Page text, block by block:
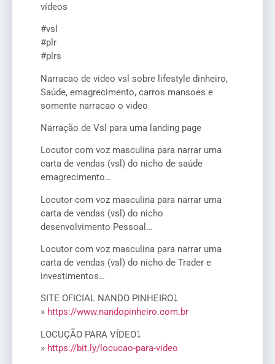
vídeos
#vsl
#plr
#plrs
Narracao de video vsl sobre lifestyle dinheiro,
Saúde, emagrecimento, carros mansoes e
somente narracao o video
Narração de Vsl para uma landing page
Locutor com voz masculina para narrar uma
carta de vendas (vsl) do nicho de saúde
emagrecimento…
Locutor com voz masculina para narrar uma
carta de vendas (vsl) do nicho
desenvolvimento Pessoal…
Locutor com voz masculina para narrar uma
carta de vendas (vsl) do nicho de Trader e
investimentos…
SITE OFICIAL NANDO PINHEIRO⤵
» https://www.nandopinheiro.com.br
LOCUÇÃO PARA VÍDEO⤵
» https://bit.ly/locucao-para-video